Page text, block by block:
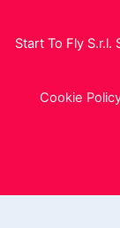
Start To Fly S.r.l.
Cookie